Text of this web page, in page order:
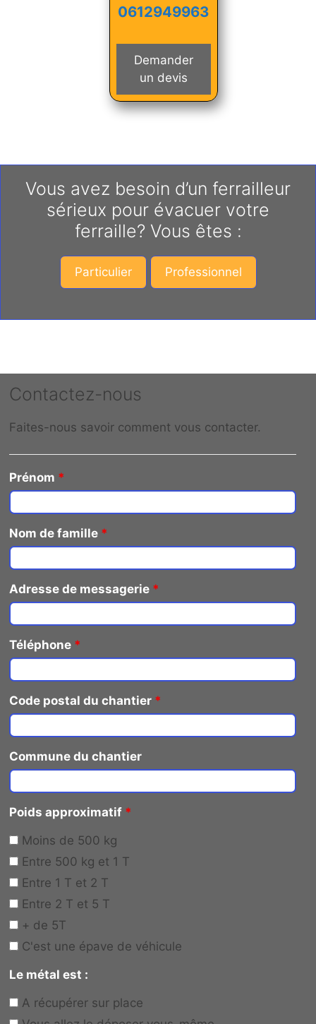
0612949963
Demander
un devis
Vous avez besoin d’un ferrailleur
sérieux pour évacuer votre
ferraille? Vous êtes :
Particulier Professionnel
Contactez-nous
Faites-nous savoir comment vous contacter.
Prénom *
Nom de famille *
Adresse de messagerie *
Téléphone *
Code postal du chantier *
Commune du chantier
Poids approximatif *
Moins de 500 kg
Entre 500 kg et 1 T
Entre 1 T et 2 T
Entre 2 T et 5 T
+ de 5T
C'est une épave de véhicule
Le métal est :
A récupérer sur place